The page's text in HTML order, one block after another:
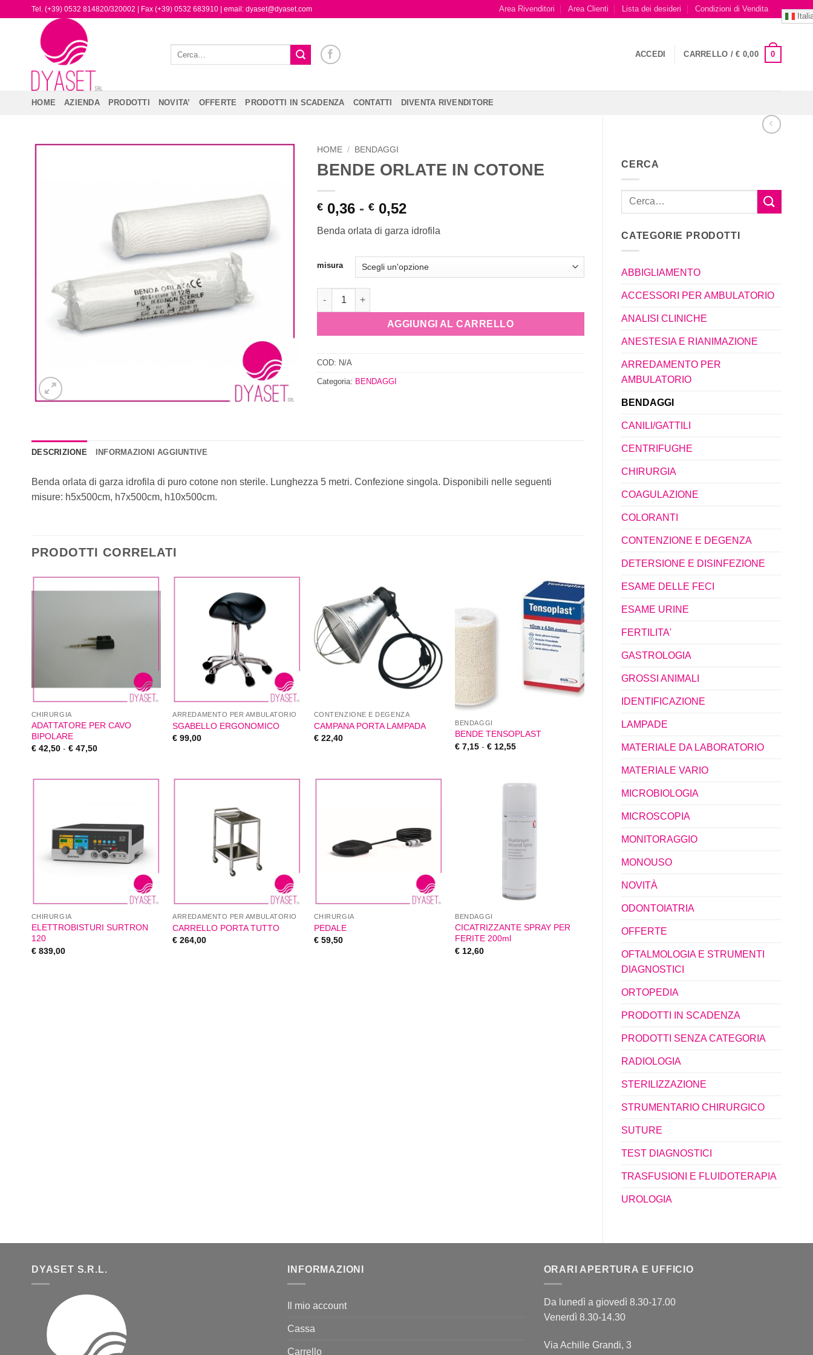
Tel. (+39) 0532 814820/320002 | Fax (+39) 0532 683910 | email: dyaset@dyaset.com Area Rivenditori Area Clienti Lista dei desideri Condizioni di Vendita
ACCEDI CARRELLO /€ 0,00 0
HOME AZIENDA PRODOTTI NOVITA’ OFFERTE PRODOTTI IN SCADENZA CONTATTI DIVENTA RIVENDITORE
CERCA
CATEGORIE PRODOTTI
ABBIGLIAMENTO
ACCESSORI PER AMBULATORIO
ANALISI CLINICHE
ANESTESIA E RIANIMAZIONE
ARREDAMENTO PER
AMBULATORIO
BENDAGGI
CANILI/GATTILI
CENTRIFUGHE
CHIRURGIA
COAGULAZIONE
COLORANTI
CONTENZIONE E DEGENZA
DETERSIONE E DISINFEZIONE
ESAME DELLE FECI
ESAME URINE
FERTILITA'
GASTROLOGIA
GROSSI ANIMALI
IDENTIFICAZIONE
LAMPADE
MATERIALE DA LABORATORIO
MATERIALE VARIO
MICROBIOLOGIA
MICROSCOPIA
MONITORAGGIO
MONOUSO
NOVITÀ
ODONTOIATRIA
OFFERTE
OFTALMOLOGIA E STRUMENTI
DIAGNOSTICI
ORTOPEDIA
PRODOTTI IN SCADENZA
PRODOTTI SENZA CATEGORIA
RADIOLOGIA
STERILIZZAZIONE
STRUMENTARIO CHIRURGICO
SUTURE
TEST DIAGNOSTICI
TRASFUSIONI E FLUIDOTERAPIA
UROLOGIA
HOME / BENDAGGI
BENDE ORLATE IN COTONE
€ 0,36 - € 0,52
Benda orlata di garza idrofila
misura
AGGIUNGI AL CARRELLO
COD: N/A
Categoria: BENDAGGI
DESCRIZIONE INFORMAZIONI AGGIUNTIVE
Benda orlata di garza idrofila di puro cotone non sterile. Lunghezza 5 metri. Confezione singola. Disponibili nelle seguenti
misure: h5x500cm, h7x500cm, h10x500cm.
PRODOTTI CORRELATI
CHIRURGIA
ADATTATORE PER CAVO
BIPOLARE
€42,50 - €47,50
ARREDAMENTO PER AMBULATORIO
SGABELLO ERGONOMICO
€ 99,00
CONTENZIONE E DEGENZA
CAMPANA PORTA LAMPADA
€22,40
BENDAGGI
BENDE TENSOPLAST
€ 7,15 - € 12,55
CHIRURGIA
ELETTROBISTURI SURTRON
120
€839,00
ARREDAMENTO PER AMBULATORIO
CARRELLO PORTA TUTTO
€ 264,00
CHIRURGIA
PEDALE
€59,50
BENDAGGI
CICATRIZZANTE SPRAY PER
FERITE 200ml
€ 12,60
DYASET S.R.L. INFORMAZIONI
Il mio account
Cassa
Carrello
ORARI APERTURA E UFFICIO
Da lunedì a giovedì 8.30-17.00
Venerdì 8.30-14.30
Via Achille Grandi, 3